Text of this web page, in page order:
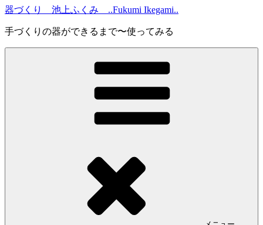
器づくり 池上ふくみ ..Fukumi Ikegami..
手づくりの器ができるまで〜使ってみる